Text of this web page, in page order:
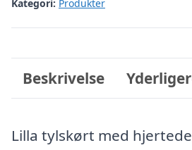
Kategori: Produkter
Beskrivelse
Lilla tylskørt med